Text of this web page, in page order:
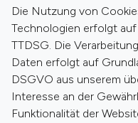
Die Nutzung von
Technologien erfolgt
TTDSG. Die
Daten erfolgt auf
DSGVO aus unserem
Interesse an der
Funktionalität der